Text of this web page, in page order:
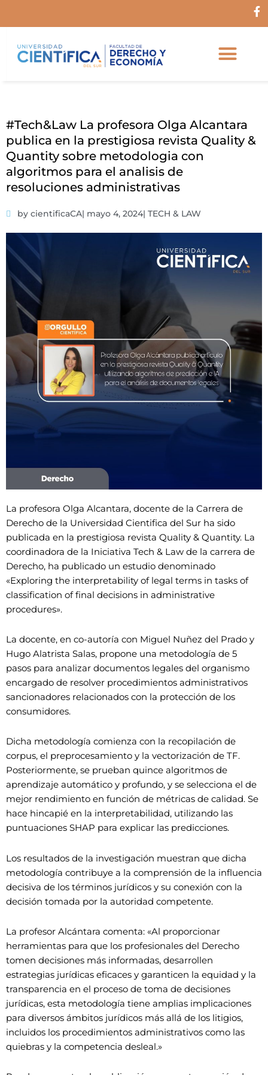
F
#Tech&Law La profesora Olga Alcantara
publica en la prestigiosa revista Quality &
Quantity sobre metodologia con
algoritmos para el analisis de
resoluciones administrativas
by cientificaCA| mayo 4, 2024| TECH & LAW
La profesora Olga Alcantara, docente de la Carrera de
Derecho de la Universidad Cientifica del Sur ha sido
publicada en la prestigiosa revista Quality & Quantity. La
coordinadora de la Iniciativa Tech & Law de la carrera de
Derecho, ha publicado un estudio denominado
«Exploring the interpretability of legal terms in tasks of
classification of final decisions in administrative
procedures».
La docente, en co-autoría con Miguel Nuñez del Prado y
Hugo Alatrista Salas, propone una metodología de 5
pasos para analizar documentos legales del organismo
encargado de resolver procedimientos administrativos
sancionadores relacionados con la protección de los
consumidores.
Dicha metodología comienza con la recopilación de
corpus, el preprocesamiento y la vectorización de TF.
Posteriormente, se prueban quince algoritmos de
aprendizaje automático y profundo, y se selecciona el de
mejor rendimiento en función de métricas de calidad. Se
hace hincapié en la interpretabilidad, utilizando las
puntuaciones SHAP para explicar las predicciones.
Los resultados de la investigación muestran que dicha
metodología contribuye a la comprensión de la influencia
decisiva de los términos jurídicos y su conexión con la
decisión tomada por la autoridad competente.
La profesor Alcántara comenta: «Al proporcionar
herramientas para que los profesionales del Derecho
tomen decisiones más informadas, desarrollen
estrategias jurídicas eficaces y garanticen la equidad y la
transparencia en el proceso de toma de decisiones
jurídicas, esta metodología tiene amplias implicaciones
para diversos ámbitos jurídicos más allá de los litigios,
incluidos los procedimientos administrativos como las
quiebras y la competencia desleal.»